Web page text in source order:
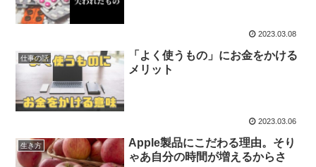
2023.03.08
仕事の話
「よく使うもの」にお金をかける
メリット
2023.03.06
生き方
Apple製品にこだわる理由。そり
ゃあ自分の時間が増えるからさ